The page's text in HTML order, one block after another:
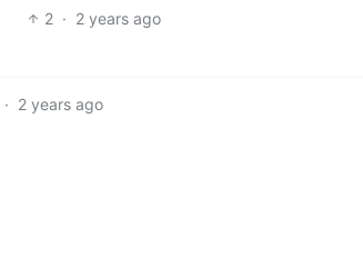
2 · 2 years ago
· 2 years ago